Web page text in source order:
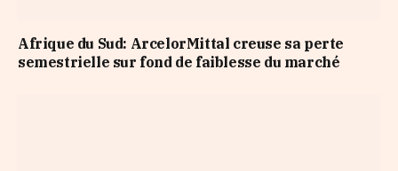
Afrique du Sud: ArcelorMittal creuse sa perte
semestrielle sur fond de faiblesse du marché